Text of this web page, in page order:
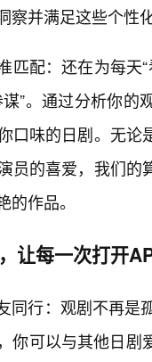
察并满足这些个性
匹配：还在为每天
”。通过分析你
口味的日剧。无
员的喜爱，我们
作品。
让每一次打开
同行：观剧不再是
你可以与其他日